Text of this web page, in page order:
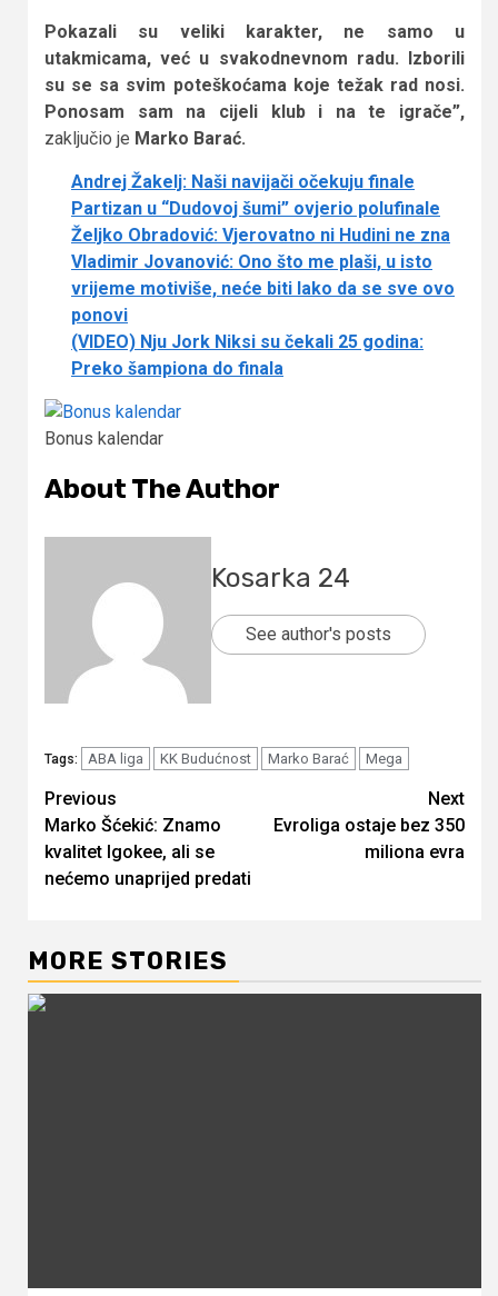
Pokazali su veliki karakter, ne samo u
utakmicama, već u svakodnevnom radu. Izborili
su se sa svim poteškoćama koje težak rad nosi.
Ponosam sam na cijeli klub i na te igrače”,
zaključio je Marko Barać.
Andrej Žakelj: Naši navijači očekuju finale
Partizan u “Dudovoj šumi” ovjerio polufinale
Željko Obradović: Vjerovatno ni Hudini ne zna
Vladimir Jovanović: Ono što me plaši, u isto
vrijeme motiviše, neće biti lako da se sve ovo
ponovi
(VIDEO) Nju Jork Niksi su čekali 25 godina:
Preko šampiona do finala
Bonus kalendar
About The Author
Kosarka 24
See author's posts
Tags: ABA liga KK Budućnost Marko Barać Mega
Continue
Reading
Previous
Marko Šćekić: Znamo
kvalitet Igokee, ali se
nećemo unaprijed predati
Next
Evroliga ostaje bez 350
miliona evra
MORE STORIES